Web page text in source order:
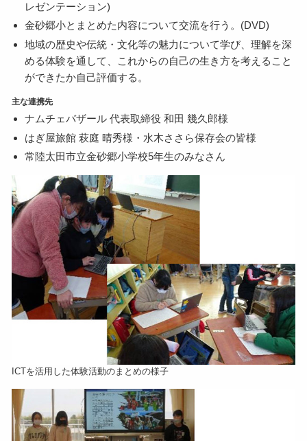
レゼンテーション)
金砂郷小とまとめた内容について交流を行う。(DVD)
地域の歴史や伝統・文化等の魅力について学び、理解を深
める体験を通して、これからの自己の生き方を考えること
ができたか自己評価する。
主な連携先
ナムチェバザール 代表取締役 和田 幾久郎様
はぎ屋旅館 萩庭 晴秀様・水木ささら保存会の皆様
常陸太田市立金砂郷小学校5年生のみなさん
ICTを活用した体験活動のまとめの様子